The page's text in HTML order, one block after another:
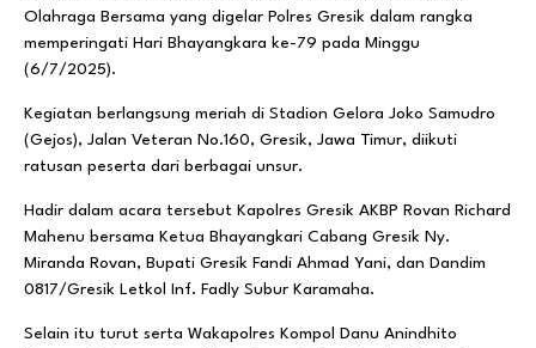
Olahraga Bersama yang digelar Polres Gresik dalam rangka
memperingati Hari Bhayangkara ke-79 pada Minggu
(6/7/2025).
Kegiatan berlangsung meriah di Stadion Gelora Joko Samudro
(Gejos), Jalan Veteran No.160, Gresik, Jawa Timur, diikuti
ratusan peserta dari berbagai unsur.
Hadir dalam acara tersebut Kapolres Gresik AKBP Rovan Richard
Mahenu bersama Ketua Bhayangkari Cabang Gresik Ny.
Miranda Rovan, Bupati Gresik Fandi Ahmad Yani, dan Dandim
0817/Gresik Letkol Inf. Fadly Subur Karamaha.
Selain itu turut serta Wakapolres Kompol Danu Anindhito